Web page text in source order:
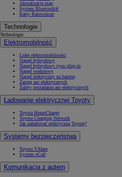
Aktualizacja map
System Bluetooth®
Karty Ratownicze
Technologie
Technologie
Elektromobilność
Lider elektromobilności
Napęd hybrydowy
Napęd hybrydowy typu plug-in
Napęd wodorowy
Napęd elektryczny na baterię
Zasięg aut elektrycznych
Zalety posiadania aut elektrycznych
Ładowanie elektrycznej Toyoty
Toyota HomeCharge
Toyota Charging Network
Jak naładować elektryczną Toyotę?
Systemy bezpieczeństwa
Toyota T-Mate
System eCall
Komunikacja z autem